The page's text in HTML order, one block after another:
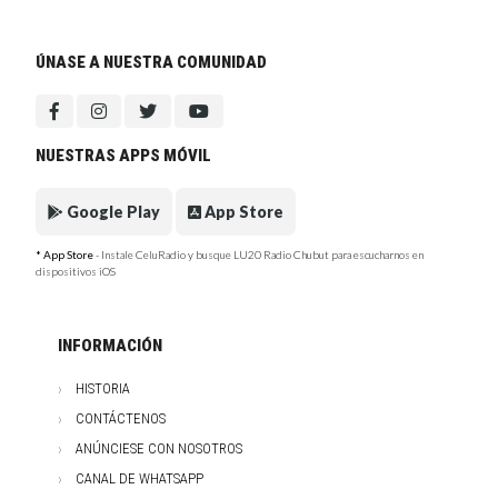
ÚNASE A NUESTRA COMUNIDAD
NUESTRAS APPS MÓVIL
Google Play App Store
* App Store- Instale CeluRadio y busque LU20 Radio Chubut para escucharnos en
dispositivos iOS
INFORMACIÓN
HISTORIA
CONTÁCTENOS
ANÚNCIESE CON NOSOTROS
CANAL DE WHATSAPP